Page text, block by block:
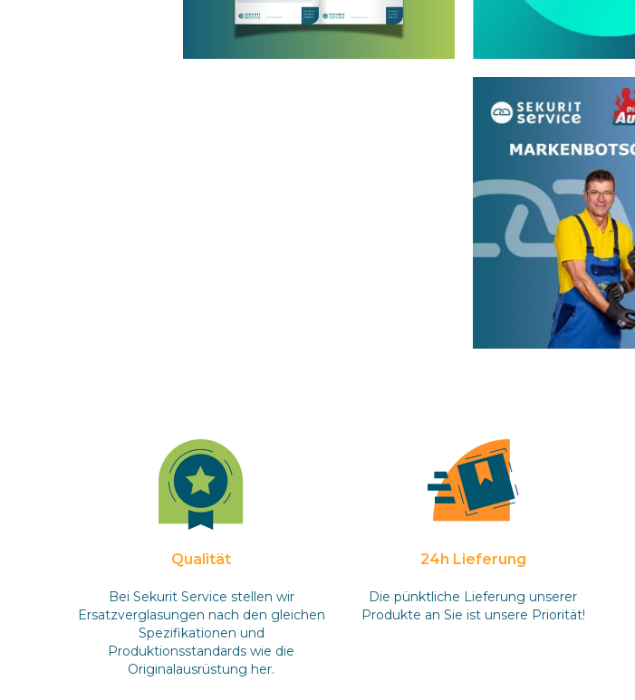
Qualität
Bei Sekurit Service stellen wir
Ersatzverglasungen nach den gleichen
Spezifikationen und
Produktionsstandards wie die
Originalausrüstung her.
24h Lieferung
Die pünktliche Lieferung unserer
Produkte an Sie ist unsere Priorität!